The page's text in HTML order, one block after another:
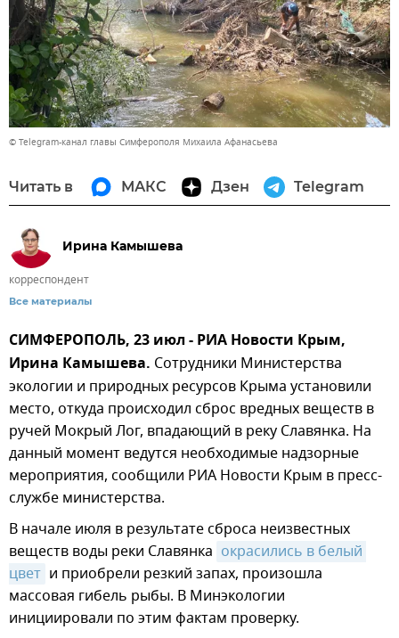
© Telegram-канал главы Симферополя Михаила Афанасьева
Читать в МАКС Дзен Telegram
Ирина Камышева
корреспондент
Все материалы
СИМФЕРОПОЛЬ, 23 июл - РИА Новости Крым,
Ирина Камышева. Сотрудники Министерства
экологии и природных ресурсов Крыма установили
место, откуда происходил сброс вредных веществ в
ручей Мокрый Лог, впадающий в реку Славянка. На
данный момент ведутся необходимые надзорные
мероприятия, сообщили РИА Новости Крым в пресс-
службе министерства.
В начале июля в результате сброса неизвестных
веществ воды реки Славянка окрасились в белый
цвет и приобрели резкий запах, произошла
массовая гибель рыбы. В Минэкологии
инициировали по этим фактам проверку.